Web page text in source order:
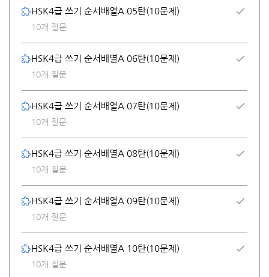
HSK4급 쓰기 순서배열A 05탄(10문제)
10개 질문
HSK4급 쓰기 순서배열A 06탄(10문제)
10개 질문
HSK4급 쓰기 순서배열A 07탄(10문제)
10개 질문
HSK4급 쓰기 순서배열A 08탄(10문제)
10개 질문
HSK4급 쓰기 순서배열A 09탄(10문제)
10개 질문
HSK4급 쓰기 순서배열A 10탄(10문제)
10개 질문